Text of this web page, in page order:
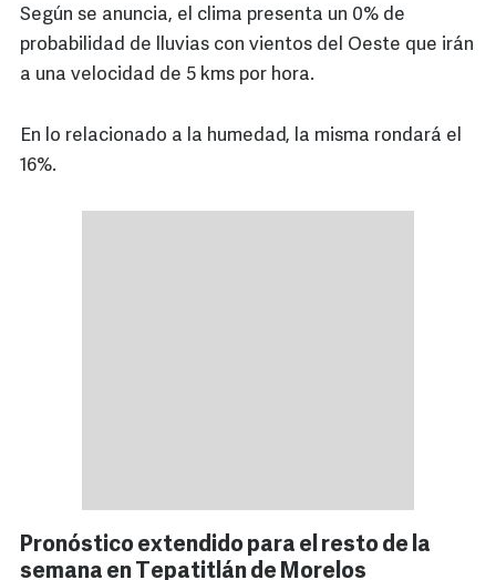
Según se anuncia, el clima presenta un 0% de
probabilidad de lluvias con vientos del Oeste que irán
a una velocidad de 5 kms por hora.
En lo relacionado a la humedad, la misma rondará el
16%.
Pronóstico extendido para el resto de la
semana en Tepatitlán de Morelos